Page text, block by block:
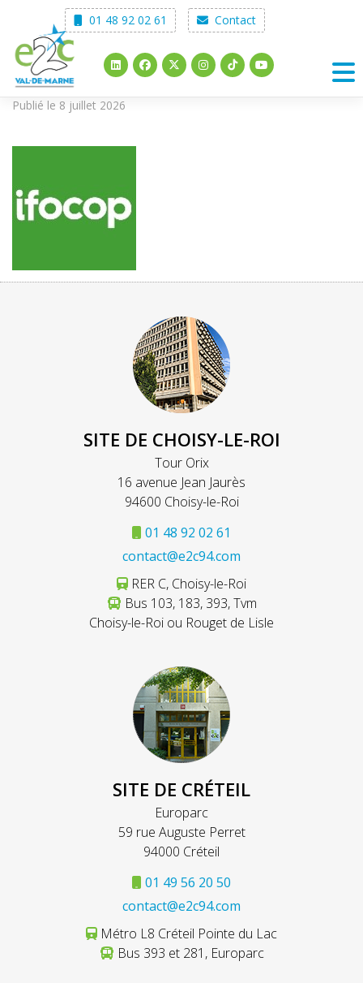
content
01 48 92 02 61 Contact
Publié le 8 juillet 2026
SITE DE CHOISY-LE-ROI
Tour Orix
16 avenue Jean Jaurès
94600 Choisy-le-Roi
01 48 92 02 61
contact@e2c94.com
RER C, Choisy-le-Roi
Bus 103, 183, 393, Tvm
Choisy-le-Roi ou Rouget de Lisle
SITE DE CRÉTEIL
Europarc
59 rue Auguste Perret
94000 Créteil
01 49 56 20 50
contact@e2c94.com
Métro L8 Créteil Pointe du Lac
Bus 393 et 281, Europarc